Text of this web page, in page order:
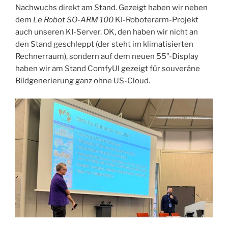
Nachwuchs direkt am Stand. Gezeigt haben wir neben
dem Le Robot SO-ARM 100 KI-Roboterarm-Projekt
auch unseren KI-Server. OK, den haben wir nicht an
den Stand geschleppt (der steht im klimatisierten
Rechnerraum), sondern auf dem neuen 55″-Display
haben wir am Stand ComfyUI gezeigt für souveräne
Bildgenerierung ganz ohne US-Cloud.